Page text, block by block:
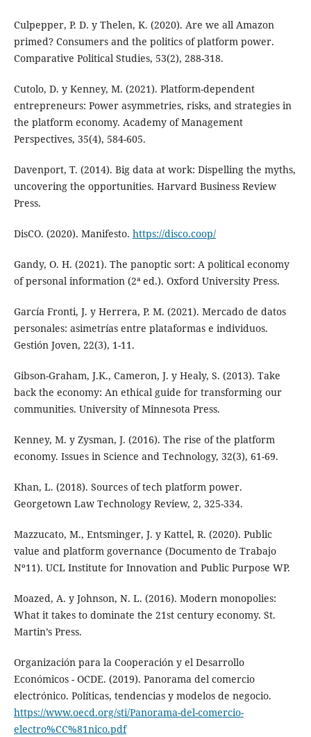
Culpepper, P. D. y Thelen, K. (2020). Are we all Amazon
primed? Consumers and the politics of platform power.
Comparative Political Studies, 53(2), 288-318.
Cutolo, D. y Kenney, M. (2021). Platform-dependent
entrepreneurs: Power asymmetries, risks, and strategies in
the platform economy. Academy of Management
Perspectives, 35(4), 584-605.
Davenport, T. (2014). Big data at work: Dispelling the myths,
uncovering the opportunities. Harvard Business Review
Press.
DisCO. (2020). Manifesto. https://disco.coop/
Gandy, O. H. (2021). The panoptic sort: A political economy
of personal information (2ª ed.). Oxford University Press.
García Fronti, J. y Herrera, P. M. (2021). Mercado de datos
personales: asimetrías entre plataformas e individuos.
Gestión Joven, 22(3), 1-11.
Gibson-Graham, J.K., Cameron, J. y Healy, S. (2013). Take
back the economy: An ethical guide for transforming our
communities. University of Minnesota Press.
Kenney, M. y Zysman, J. (2016). The rise of the platform
economy. Issues in Science and Technology, 32(3), 61-69.
Khan, L. (2018). Sources of tech platform power.
Georgetown Law Technology Review, 2, 325-334.
Mazzucato, M., Entsminger, J. y Kattel, R. (2020). Public
value and platform governance (Documento de Trabajo
Nº11). UCL Institute for Innovation and Public Purpose WP.
Moazed, A. y Johnson, N. L. (2016). Modern monopolies:
What it takes to dominate the 21st century economy. St.
Martin’s Press.
Organización para la Cooperación y el Desarrollo
Económicos - OCDE. (2019). Panorama del comercio
electrónico. Políticas, tendencias y modelos de negocio.
https://www.oecd.org/sti/Panorama-del-comercio-
electro%CC%81nico.pdf